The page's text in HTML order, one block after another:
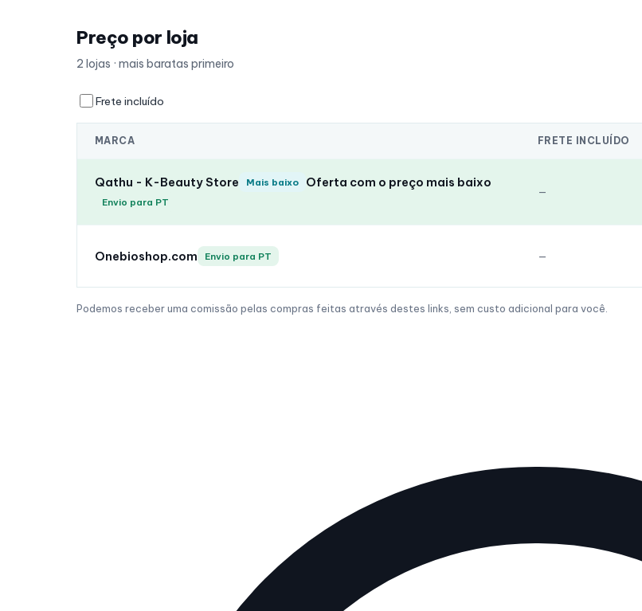
Preço por loja
2 lojas · mais baratas primeiro
Frete incluído
MARCA FRETE INCLUÍDO
Qathu - K-Beauty Store Mais baixo Oferta com o preço mais baixo
Envio para PT
—
Onebioshop.com Envio para PT —
Podemos receber uma comissão pelas compras feitas através destes links, sem custo adicional para você.